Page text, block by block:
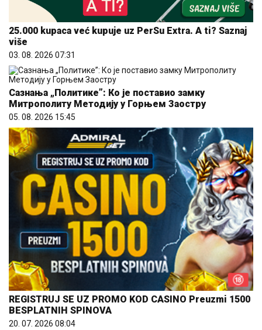
25.000 kupaca već kupuje uz PerSu Extra. A ti? Saznaj
više
03. 08. 2026 07:31
Сазнања „Политике”: Ко је поставио замку
Митрополиту Методију у Горњем Заостру
05. 08. 2026 15:45
REGISTRUJ SE UZ PROMO KOD CASINO Preuzmi 1500
BESPLATNIH SPINOVA
20. 07. 2026 08:04